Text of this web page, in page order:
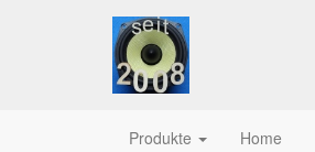
Produkte Home